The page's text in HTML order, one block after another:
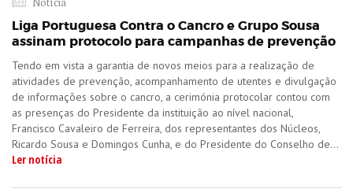
Liga Portuguesa Contra o Cancro e Grupo Sousa
assinam protocolo para campanhas de prevenção
Tendo em vista a garantia de novos meios para a realização de
atividades de prevenção, acompanhamento de utentes e divulgação
de informações sobre o cancro, a cerimónia protocolar contou com
as presenças do Presidente da instituição ao nível nacional,
Francisco Cavaleiro de Ferreira, dos representantes dos Núcleos,
Ricardo Sousa e Domingos Cunha, e do Presidente do Conselho de...
Ler notícia